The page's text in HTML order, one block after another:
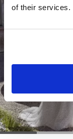
of their services.